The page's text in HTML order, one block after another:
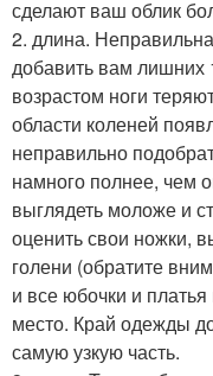
сделают ваш облик
2. длина.
добавить вам лишних
возрастом ноги
области коленей
неправильно
намного полнее, чем
выглядеть моложе и
оценить свои ножки,
голени (обратите
и все юбочки и
место. Край одежды
самую узкую часть.